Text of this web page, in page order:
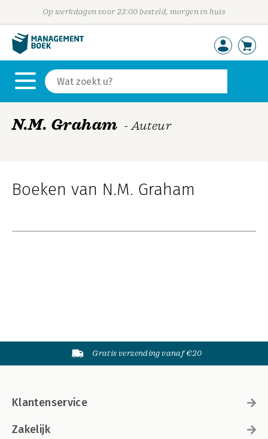
Op werkdagen voor 23:00 besteld, morgen in huis
N.M. Graham - Auteur
Boeken van N.M. Graham
Gratis verzending vanaf €20
Klantenservice
Zakelijk